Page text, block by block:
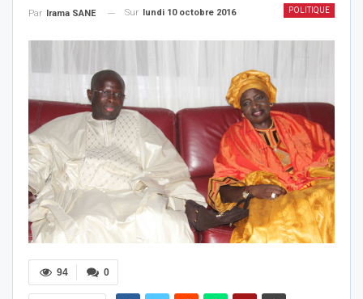
POLITIQUE
Par Irama SANE Sur lundi 10 octobre 2016
0
94